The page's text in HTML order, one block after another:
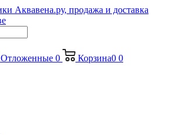
Отложенные 0 Корзина0 0